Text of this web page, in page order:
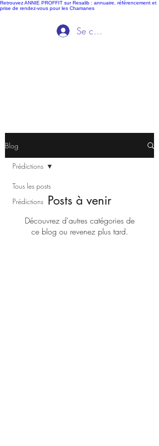
Retrouvez ANNIE PROFFIT sur Resalib : annuaire, référencement et
prise de rendez-vous pour les Chamanes
Ida Voyance Se connecter
Blog
Tous les posts
Prédictions
Prédictions
Posts à venir
Découvrez d'autres catégories de
ce blog ou revenez plus tard.